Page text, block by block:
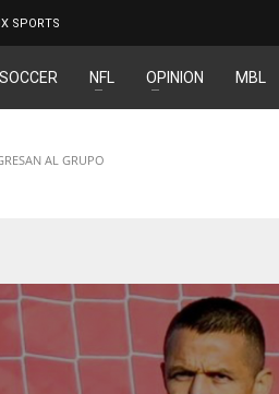
SPORTS
SOCCER NFL OPINION MBL
AL GRUPO